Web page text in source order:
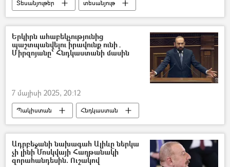
Տեսանյութեր
տեսանյութ
Սի Ծինփին (Չինաստանի նախագահ)
Ռուսաստան
Մոսկվա
Հայրենական մեծ պատերազմ
Երկիրն ահաբեկչությունից
պաշտպանվելու իրավունք ունի․
Միրզոյանը՝ Հնդկաստանի մասին
7 մայիսի 2025, 20:12
Պակիստան
Հնդկաստան
Արարատ Միրզոյան
Ահաբեկչություն
Ադրբեջանի նախագահ Ալիևը ներկա
չի լինի Մոսկվայի Հաղթանակի
զորահանդեսին. Ուշակով